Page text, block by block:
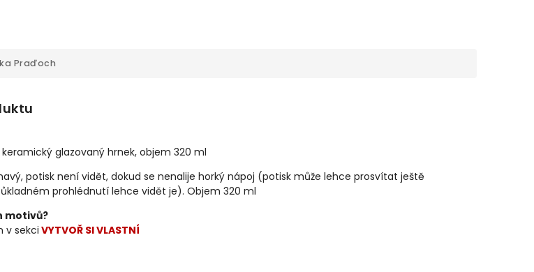
Praďoch
glazovaný hrnek, objem 320 ml
potisk není vidět, dokud se nenalije horký nápoj (potisk může lehce prosvítat ještě
prohlédnutí lehce vidět je). Objem 320 ml
motivů?
v sekciVYTVOŘ SI VLASTNÍ